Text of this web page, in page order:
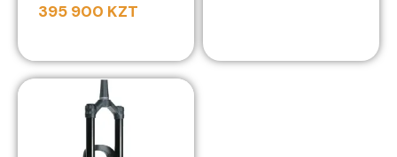
395 900 KZT